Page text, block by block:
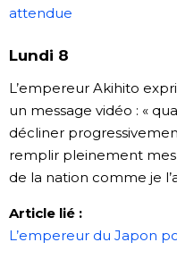
attendue
Lundi 8
L’empereur Akihito
un message vidéo : «
décliner
remplir pleinement
de la nation comme je
Article lié :
L’empereur du Japon